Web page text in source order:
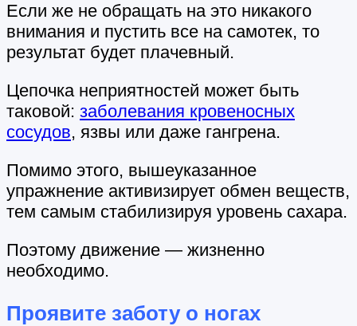
Если же не обращать на это никакого
внимания и пустить все на самотек, то
результат будет плачевный.
Цепочка неприятностей может быть
таковой: заболевания кровеносных
сосудов, язвы или даже гангрена.
Помимо этого, вышеуказанное
упражнение активизирует обмен веществ,
тем самым стабилизируя уровень сахара.
Поэтому движение — жизненно
необходимо.
Проявите заботу о ногах